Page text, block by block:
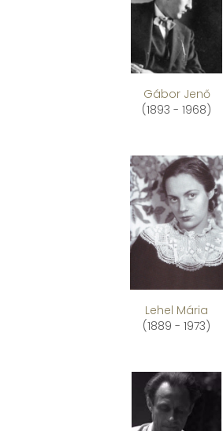
Gábor Jenő
(1893 - 1968)
Lehel Mária
(1889 - 1973)